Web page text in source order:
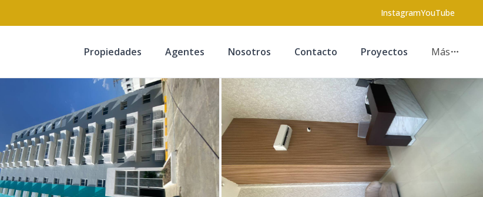
InstagramYouTube
Propiedades Agentes Nosotros Contacto Proyectos Más